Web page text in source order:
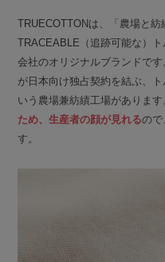
TRUECOTTONは、「農場と紡
TRACEABLE（追跡可能な）
会社のオリジナルブランドで
が日本向け独占契約を結ぶ、
いう農場兼紡績工場があります
ため、生産者の顔が見れるので
す。